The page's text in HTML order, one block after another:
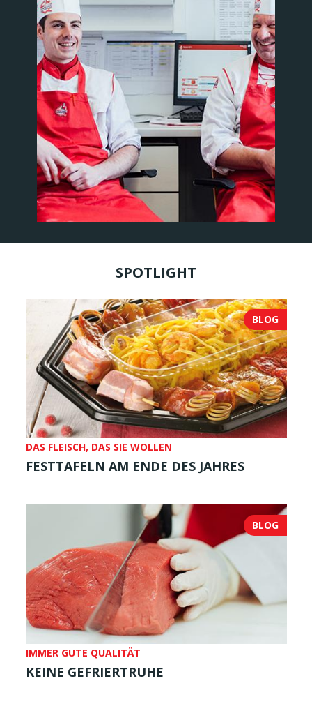
SPOTLIGHT
BLOG
DAS FLEISCH, DAS SIE WOLLEN
FESTTAFELN AM ENDE DES JAHRES
BLOG
IMMER GUTE QUALITÄT
KEINE GEFRIERTRUHE